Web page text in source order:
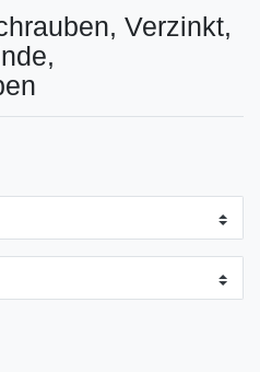
Verzinkt,